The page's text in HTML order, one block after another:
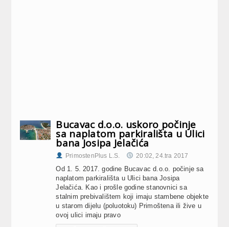
Bucavac d.o.o. uskoro počinje
sa naplatom parkirališta u Ulici
bana Josipa Jelačića
PrimostenPlus L.S. 20:02, 24.tra 2017
Od 1. 5. 2017. godine Bucavac d.o.o. počinje sa
naplatom parkirališta u Ulici bana Josipa
Jelačića. Kao i prošle godine stanovnici sa
stalnim prebivalištem koji imaju stambene objekte
u starom dijelu (poluotoku) Primoštena ili žive u
ovoj ulici imaju pravo